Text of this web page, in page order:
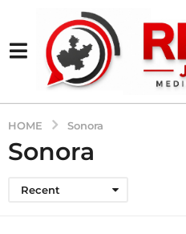
HOME Sonora
Sonora
Recent